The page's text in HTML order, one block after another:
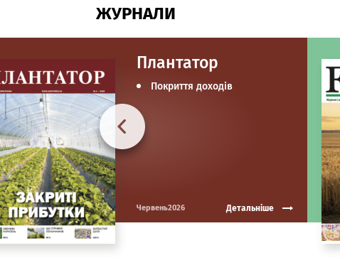
ЖУРНАЛИ
Плантатор
Покриття доходів
Червень2026 Детальніше